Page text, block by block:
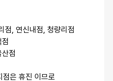
점, 연신내점, 청량리점
점
은 휴진 이므로